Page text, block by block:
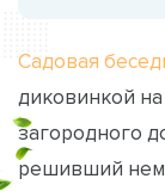
Садовая
диковинкой
загородного
решивший